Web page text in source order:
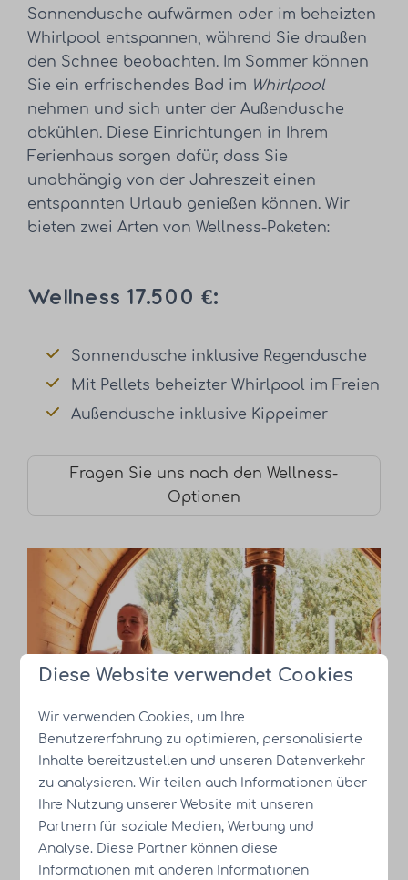
Sonnendusche aufwärmen oder im beheizten
Whirlpool entspannen, während Sie draußen
den Schnee beobachten. Im Sommer können
Sie ein erfrischendes Bad im Whirlpool
nehmen und sich unter der Außendusche
abkühlen. Diese Einrichtungen in Ihrem
Ferienhaus sorgen dafür, dass Sie
unabhängig von der Jahreszeit einen
entspannten Urlaub genießen können. Wir
bieten zwei Arten von Wellness-Paketen:
Wellness 17.500 €:
Sonnendusche inklusive Regendusche
Mit Pellets beheizter Whirlpool im Freien
Außendusche inklusive Kippeimer
Fragen Sie uns nach den Wellness-
Optionen
Diese Website verwendet Cookies
Wir verwenden Cookies, um Ihre
Benutzererfahrung zu optimieren, personalisierte
Inhalte bereitzustellen und unseren Datenverkehr
zu analysieren. Wir teilen auch Informationen über
Ihre Nutzung unserer Website mit unseren
Partnern für soziale Medien, Werbung und
Analyse. Diese Partner können diese
Informationen mit anderen Informationen